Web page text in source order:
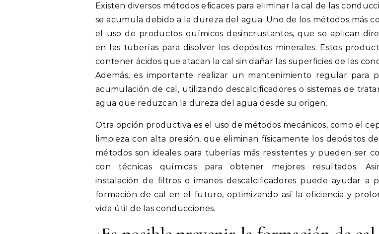
Existen diversos métodos eficaces para eliminar la cal de las
se acumula debido a la dureza del agua. Uno de los métodos más
el uso de productos químicos desincrustantes, que se aplican
en las tuberías para disolver los depósitos minerales. Estos
contener ácidos que atacan la cal sin dañar las superficies de las
Además, es importante realizar un mantenimiento regular para
acumulación de cal, utilizando descalcificadores o sistemas de
agua que reduzcan la dureza del agua desde su origen.
Otra opción productiva es el uso de métodos mecánicos, como el
limpieza con alta presión, que eliminan físicamente los depósitos
métodos son ideales para tuberías más resistentes y pueden ser
con técnicas químicas para obtener mejores resultados.
instalación de filtros o imanes descalcificadores puede ayudar a
formación de cal en el futuro, optimizando así la eficiencia y
vida útil de las conducciones.